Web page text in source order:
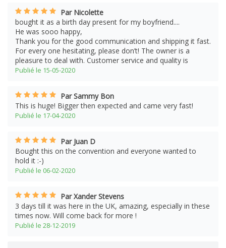
Par Nicolette
bought it as a birth day present for my boyfriend....
He was sooo happy,
Thank you for the good communication and shipping it fast.
For every one hesitating, please don’t! The owner is a
pleasure to deal with. Customer service and quality is
Publié le 15-05-2020
Par Sammy Bon
This is huge! Bigger then expected and came very fast!
Publié le 17-04-2020
Par Juan D
Bought this on the convention and everyone wanted to
hold it :-)
Publié le 06-02-2020
Par Xander Stevens
3 days till it was here in the UK, amazing, especially in these
times now. Will come back for more !
Publié le 28-12-2019